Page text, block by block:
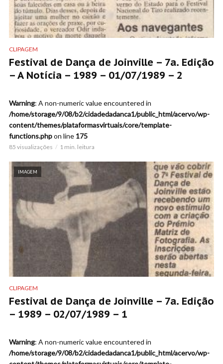
CLIPAGEM
Festival de Dança de Joinville – 7a. Edição
– A Notícia – 1989 – 01/07/1989 – 2
Warning: A non-numeric value encountered in
/home/storage/9/08/b2/cidadedadanca1/public_html/acervo/wp-
content/themes/plataformasvirtuais/core/template-
functions.phpon line 175
85 visualizações 1 min. leitura
IMAGEM
CLIPAGEM
Festival de Dança de Joinville – 7a. Edição
– 1989 – 02/07/1989 – 1
Warning: A non-numeric value encountered in
/home/storage/9/08/b2/cidadedadanca1/public_html/acervo/wp-